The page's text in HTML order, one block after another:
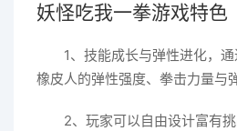
妖怪吃我一拳游戏特色
1、技能成长与弹性进化，
橡皮人的弹性强度、拳击力量与
2、玩家可以自由设计富有